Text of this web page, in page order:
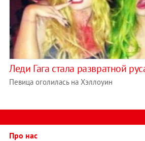
Леди Гага стала развратной
Певица оголилась на Хэллоуин
Про нас